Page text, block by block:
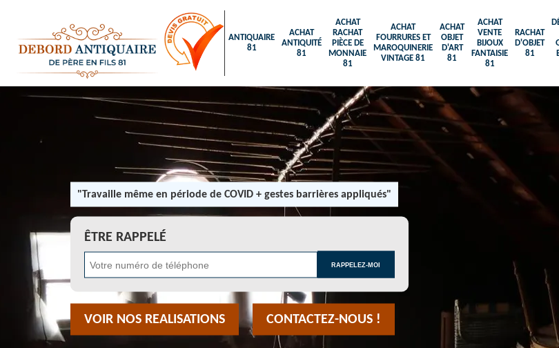
ANTIQUAIRE
81
ACHAT
ANTIQUITÉ
81
ACHAT
RACHAT
PIÈCE DE
MONNAIE
81
ACHAT
FOURRURES ET
MAROQUINERIE
VINTAGE 81
ACHAT
OBJET
D'ART
81
ACHAT
VENTE
BIJOUX
FANTAISIE
81
RACHAT
D'OBJET
81
"Travaille même en période de COVID + gestes barrières appliqués"
ÊTRE RAPPELÉ
VOIR NOS REALISATIONS CONTACTEZ-NOUS !